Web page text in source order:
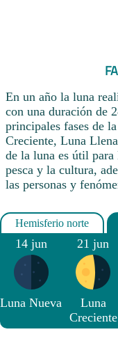
En un año la luna
con una duración de
principales fases de
Creciente, Luna
de la luna es útil
pesca y la cultura,
las personas y
14 jun
Luna Nueva
21 jun
Luna
Creciente